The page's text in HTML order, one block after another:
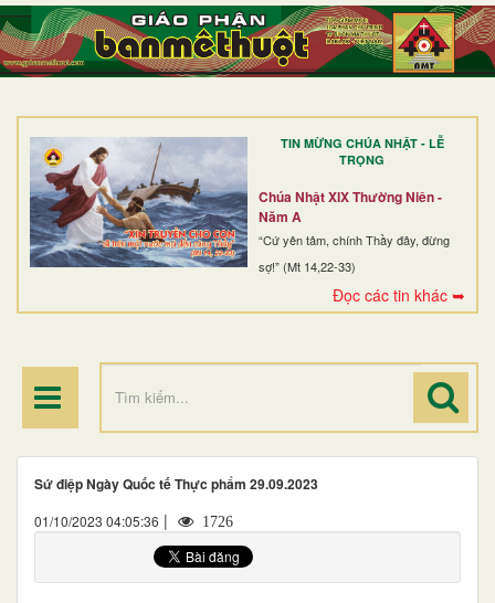
TIN MỪNG CHÚA NHẬT - LỄ
TRỌNG
Chúa Nhật XIX Thường Niên -
Năm A
“Cứ yên tâm, chính Thầy đây, đừng
sợ!” (Mt 14,22-33)
Đọc các tin khác ➥
TRANG NHẤT
GIỚI THIỆU
DÒNG TU
BAN MỤC VỤ
ĐOÀN THỂ CG
Sứ điệp Ngày Quốc tế Thực phẩm 29.09.2023
01/10/2023 04:05:36 | 1726